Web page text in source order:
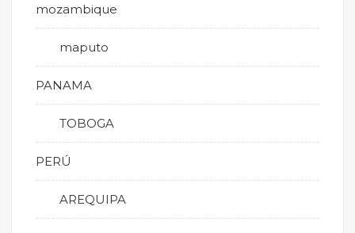
mozambique
maputo
PANAMA
TOBOGA
PERÚ
AREQUIPA